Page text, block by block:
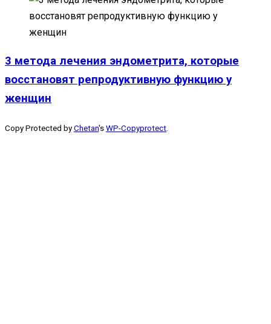
3 метода лечения эндометрита, которые
восстановят репродуктивную функцию у
женщин
Copy Protected by Chetan's WP-Copyprotect